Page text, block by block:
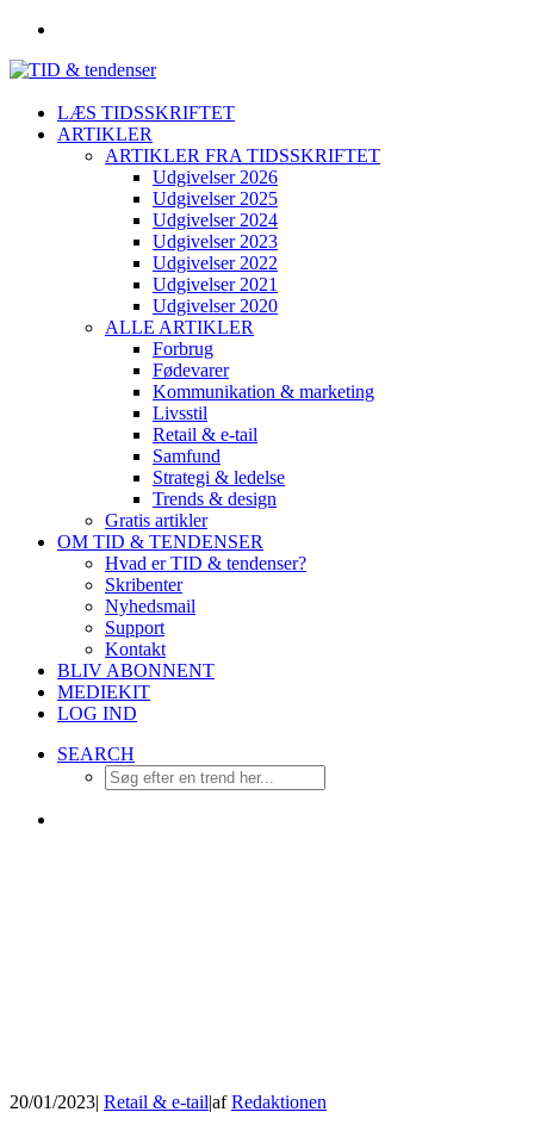
LÆS TIDSSKRIFTET
ARTIKLER
ARTIKLER FRA TIDSSKRIFTET
Udgivelser 2026
Udgivelser 2025
Udgivelser 2024
Udgivelser 2023
Udgivelser 2022
Udgivelser 2021
Udgivelser 2020
ALLE ARTIKLER
Forbrug
Fødevarer
Kommunikation & marketing
Livsstil
Retail & e-tail
Samfund
Strategi & ledelse
Trends & design
Gratis artikler
OM TID & TENDENSER
Hvad er TID & tendenser?
Skribenter
Nyhedsmail
Support
Kontakt
BLIV ABONNENT
MEDIEKIT
LOG IND
SEARCH
20/01/2023| Retail & e-tail|afRedaktionen